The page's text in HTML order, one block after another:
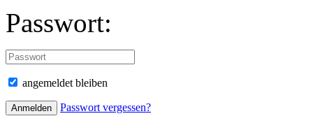
Passwort:
angemeldet bleiben
Passwort vergessen?